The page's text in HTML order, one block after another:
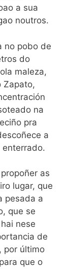
a sua
noutros.
no pobo de
do
maleza,
Zapato,
na
pra
a
as
lugar, que
pesada a
que se
nese
de
por último
que o